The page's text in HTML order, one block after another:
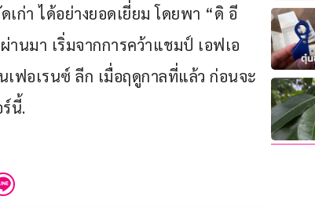
ก่า ได้อย่างยอดเยี่ยม โดยพา “ดิ อี
านมา เริ่มจากการคว้าแชมป์ เอฟเอ
ฟอเรนซ์ ลีก เมื่อฤดูกาลที่แล้ว ก่อนจะ
นี้.